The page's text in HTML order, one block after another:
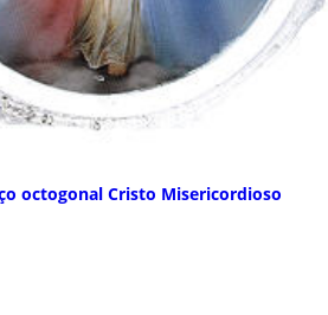
octogonal Cristo Misericordioso